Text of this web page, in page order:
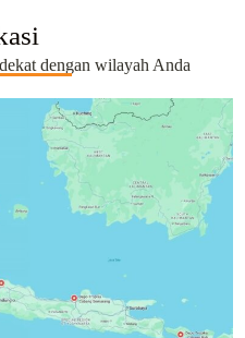
dengan wilayah Anda